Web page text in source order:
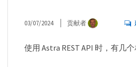
03/07/2024 贡献者
使用 Astra REST API 时，有几